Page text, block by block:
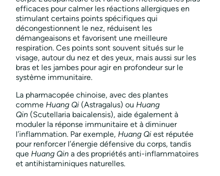
efficaces pour calmer les réactions allergiques en
stimulant certains points spécifiques qui
décongestionnent le nez, réduisent les
démangeaisons et favorisent une meilleure
respiration. Ces points sont souvent situés sur le
visage, autour du nez et des yeux, mais aussi sur les
bras et les jambes pour agir en profondeur sur le
système immunitaire.
La pharmacopée chinoise, avec des plantes
comme Huang Qi (Astragalus) ou Huang
Qin (Scutellaria baicalensis), aide également à
moduler la réponse immunitaire et à diminuer
l’inflammation. Par exemple, Huang Qi est réputée
pour renforcer l’énergie défensive du corps, tandis
que Huang Qin a des propriétés anti-inflammatoires
et antihistaminiques naturelles.